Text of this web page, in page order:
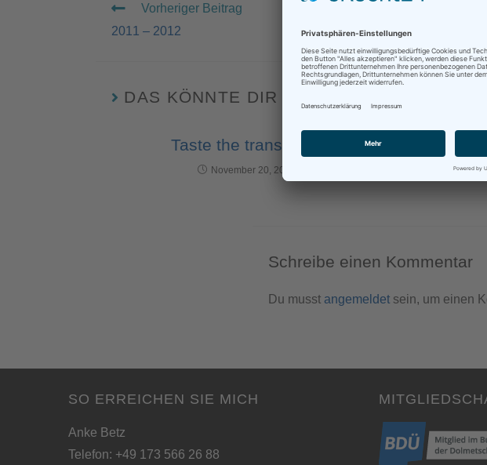
Vorheriger Beitrag
2011 – 2012
DAS KÖNNTE DIR AUCH GEFALLEN
Taste the translation
November 20, 2015
Tue
Schreibe einen Kommentar
Du musst angemeldet sein, um einen
SO ERREICHEN SIE MICH
Anke Betz
Telefon: +49 173 566 26 88